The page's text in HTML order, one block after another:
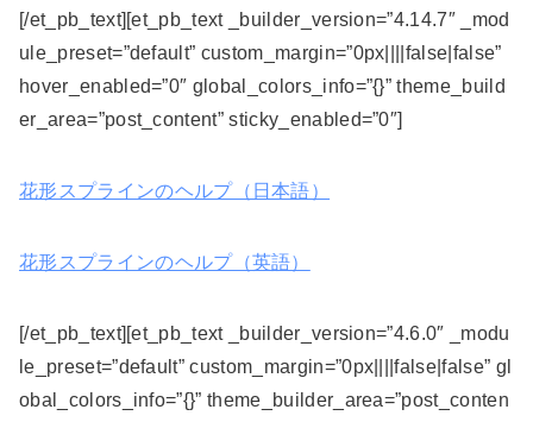
[/et_pb_text][et_pb_text _builder_version=”4.14.7″ _mod
ule_preset=”default” custom_margin=”0px||||false|false”
hover_enabled=”0″ global_colors_info=”{}” theme_build
er_area=”post_content” sticky_enabled=”0″]
花形スプラインのヘルプ（日本語）
花形スプラインのヘルプ（英語）
[/et_pb_text][et_pb_text _builder_version=”4.6.0″ _modu
le_preset=”default” custom_margin=”0px||||false|false” gl
obal_colors_info=”{}” theme_builder_area=”post_conten